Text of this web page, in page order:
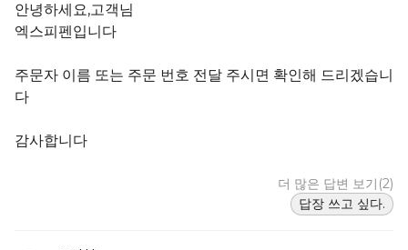
안녕하세요,고객님
엑스피펜입니다
주문자 이름 또는 주문 번호 전달 주시면 확인해 드리겠습니
다
감사합니다
더 많은 답변 보기(2)
답장 쓰고 싶다.